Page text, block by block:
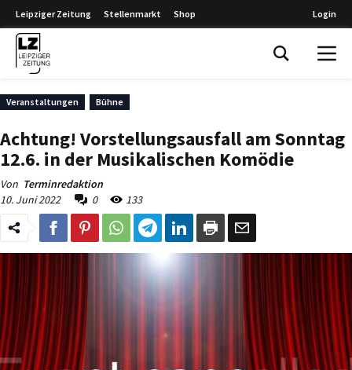
Leipziger Zeitung Stellenmarkt Shop Login
Veranstaltungen Bühne
Achtung! Vorstellungsausfall am Sonntag
12.6. in der Musikalischen Komödie
Von Terminredaktion
10. Juni 2022
0 133